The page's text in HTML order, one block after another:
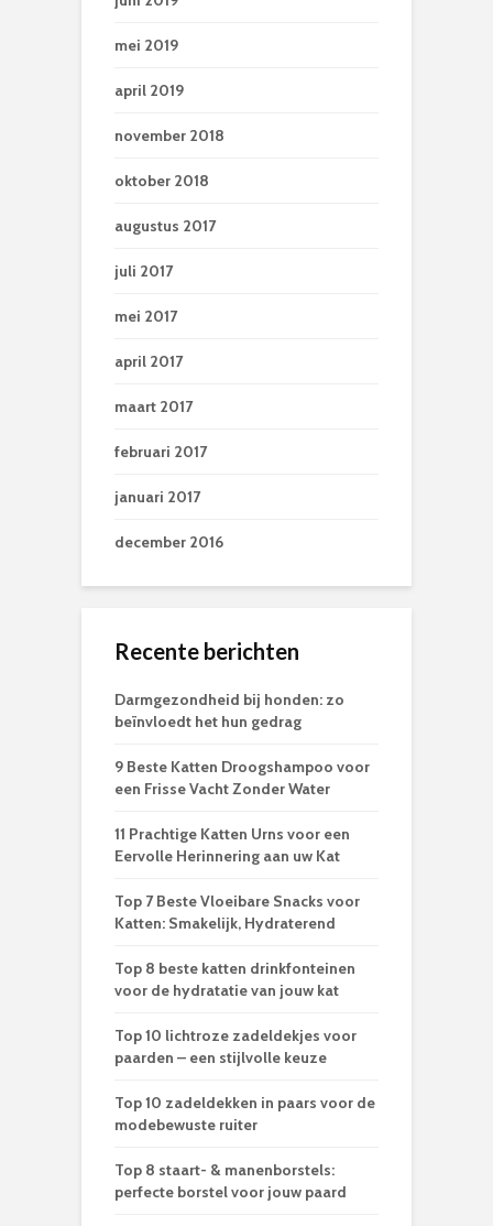
mei 2019
april 2019
november 2018
oktober 2018
augustus 2017
juli 2017
mei 2017
april 2017
maart 2017
februari 2017
januari 2017
december 2016
Recente berichten
Darmgezondheid bij honden: zo
beïnvloedt het hun gedrag
9 Beste Katten Droogshampoo voor
een Frisse Vacht Zonder Water
11 Prachtige Katten Urns voor een
Eervolle Herinnering aan uw Kat
Top 7 Beste Vloeibare Snacks voor
Katten: Smakelijk, Hydraterend
Top 8 beste katten drinkfonteinen
voor de hydratatie van jouw kat
Top 10 lichtroze zadeldekjes voor
paarden – een stijlvolle keuze
Top 10 zadeldekken in paars voor de
modebewuste ruiter
Top 8 staart- & manenborstels:
perfecte borstel voor jouw paard